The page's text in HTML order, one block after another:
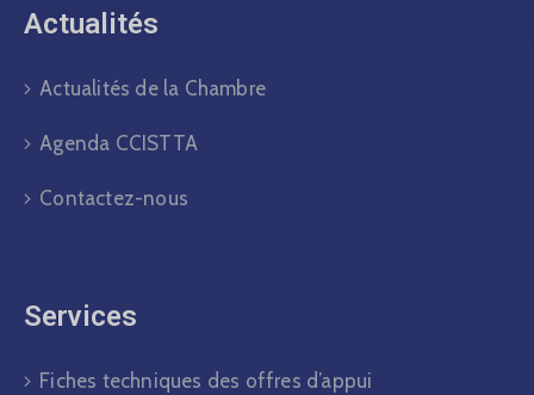
Actualités​
Actualités de la Chambre
Agenda CCISTTA
Contactez-nous
Services
Fiches techniques des offres d’appui